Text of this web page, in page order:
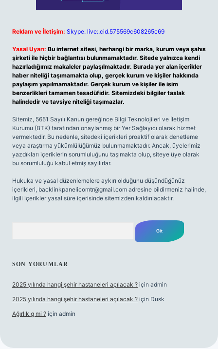
Reklam ve İletişim: Skype: live:.cid.575569c608265c69
Yasal Uyarı: Bu internet sitesi, herhangi bir marka, kurum veya şahıs
şirketi ile hiçbir bağlantısı bulunmamaktadır. Sitede yalnızca kendi
hazırladığımız makaleler paylaşılmaktadır. Burada yer alan içerikler
haber niteliği taşımamakta olup, gerçek kurum ve kişiler hakkında
paylaşım yapılmamaktadır. Gerçek kurum ve kişiler ile isim
benzerlikleri tamamen tesadüfidir. Sitemizdeki bilgiler taslak
halindedir ve tavsiye niteliği taşımazlar.
Sitemiz, 5651 Sayılı Kanun gereğince Bilgi Teknolojileri ve İletişim
Kurumu (BTK) tarafından onaylanmış bir Yer Sağlayıcı olarak hizmet
vermektedir. Bu nedenle, sitedeki içerikleri proaktif olarak denetleme
veya araştırma yükümlülüğümüz bulunmamaktadır. Ancak, üyelerimiz
yazdıkları içeriklerin sorumluluğunu taşımakta olup, siteye üye olarak
bu sorumluluğu kabul etmiş sayılırlar.
Hukuka ve yasal düzenlemelere aykırı olduğunu düşündüğünüz
içerikleri, backlinkpanelicomtr@gmail.com adresine bildirmeniz halinde,
ilgili içerikler yasal süre içerisinde sitemizden kaldırılacaktır.
SON YORUMLAR
2025 yılında hangi şehir hastaneleri açılacak ? için admin
2025 yılında hangi şehir hastaneleri açılacak ? için Dusk
Ağırlık g mi ? için admin